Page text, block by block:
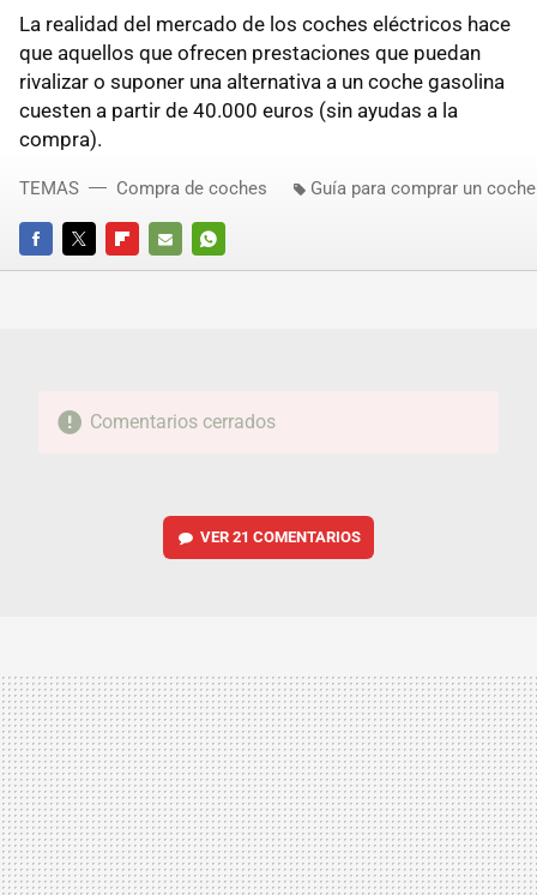
La realidad del mercado de los coches eléctricos hace
que aquellos que ofrecen prestaciones que puedan
rivalizar o suponer una alternativa a un coche gasolina
cuesten a partir de 40.000 euros (sin ayudas a la
compra).
FACEBOOKTWITTERFLIPBOARD
E-
WHATSAPP
TEMAS Compra de coches Guía para comprar un coche
Comentarios cerrados
VER 21 COMENTARIOS